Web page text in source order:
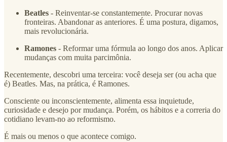
Beatles - Reinventar-se constantemente. Procurar novas
fronteiras. Abandonar as anteriores. É uma postura, digamos,
mais revolucionária.
Ramones - Reformar uma fórmula ao longo dos anos. Aplicar
mudanças com muita parcimônia.
Recentemente, descobri uma terceira: você deseja ser (ou acha que
é) Beatles. Mas, na prática, é Ramones.
Consciente ou inconscientemente, alimenta essa inquietude,
curiosidade e desejo por mudança. Porém, os hábitos e a correria do
cotidiano levam-no ao reformismo.
É mais ou menos o que acontece comigo.